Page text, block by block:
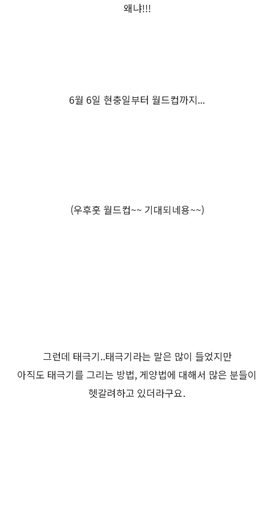
왜냐!!!
6월 6일 현충일부터 월드컵까지...
(우후훗 월드컵~~ 기대되네용~~)
그런데 태극기..태극기라는 말은 많이 들었지만
아직도 태극기를 그리는 방법, 게양법에 대해서 많은 분들이
헷갈려하고 있더라구요.